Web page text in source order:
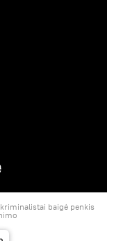
baigė penkis